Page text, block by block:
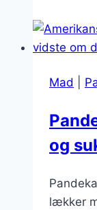
Mad
og
lækker